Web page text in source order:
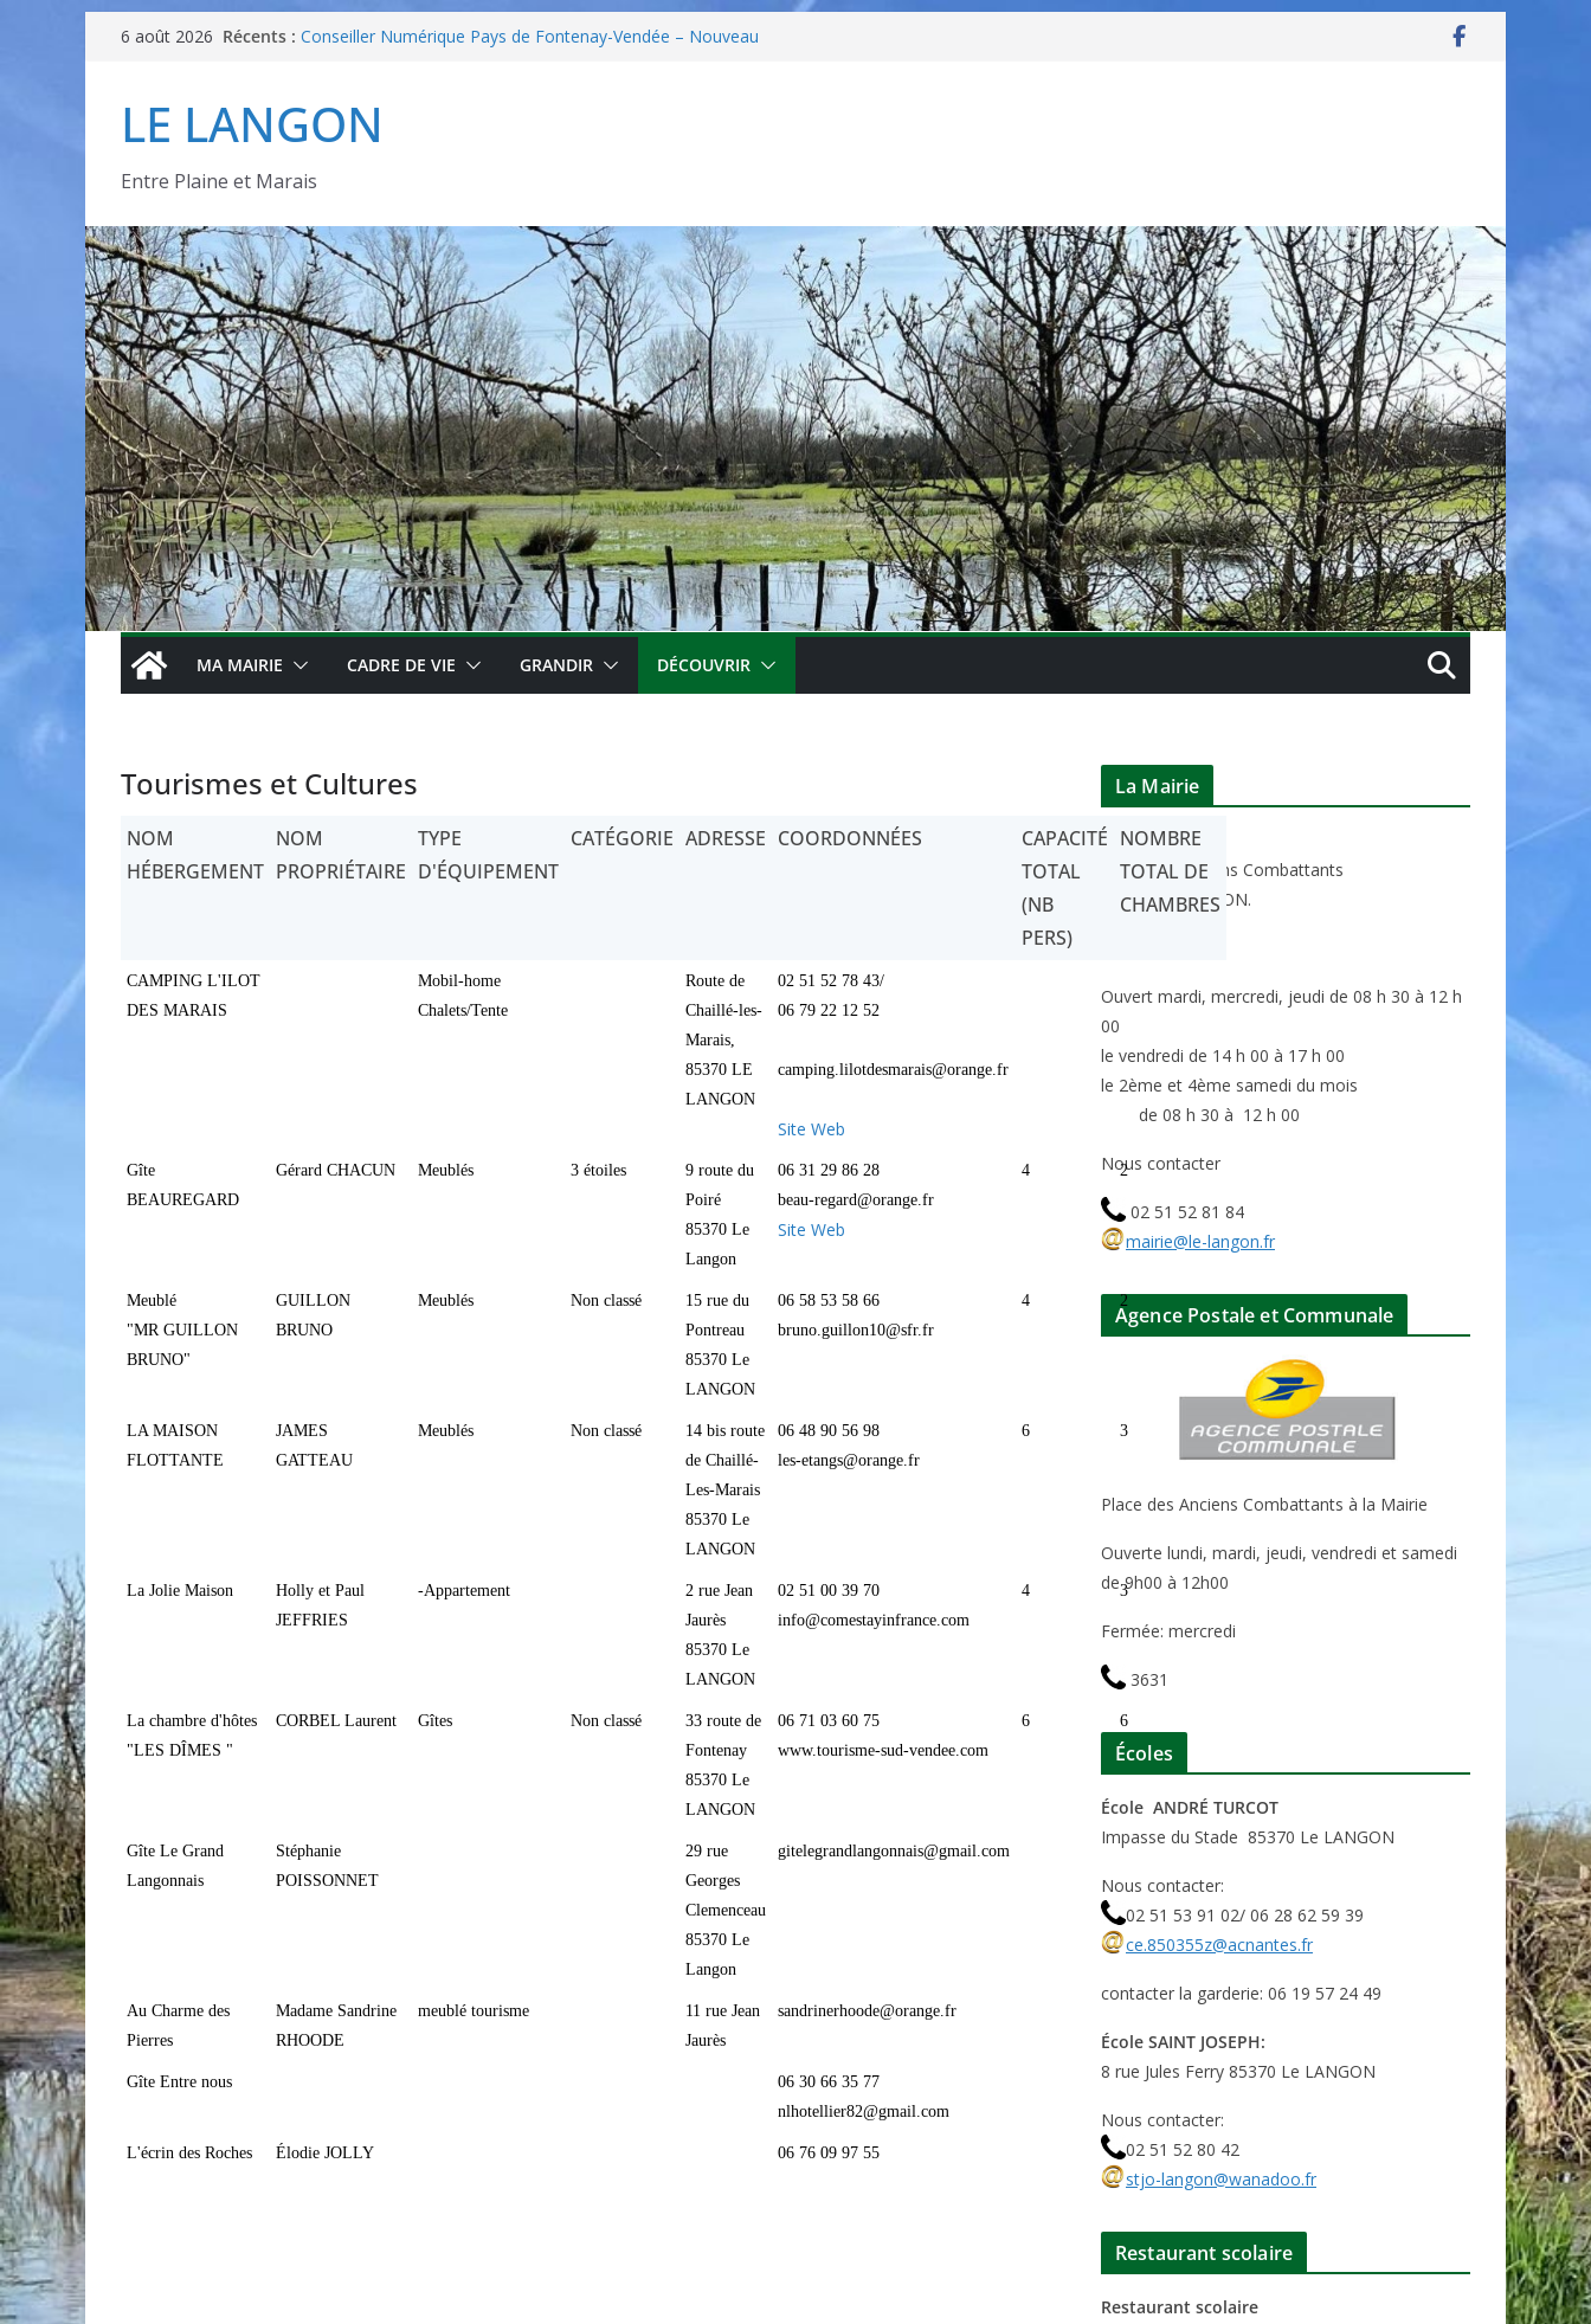
6 août 2026 Récents :
TOURNOI MARIO KARTTM 8 DELUXE INTER-
BIBLIOTHEQUES
[ODDAS] Atelier : avancer en âge et penser son habitat de
demain – Atelier 2
25 septembre – Projection ciné débat – Invitation Envie
LE LANGON
Entre Plaine et Marais
MA MAIRIE CADRE DE VIE GRANDIR DÉCOUVRIR
Tourismes et Cultures
NOM
HÉBERGEMENT
NOM
PROPRIÉTAIRE
TYPE
D'ÉQUIPEMENT
CATÉGORIE ADRESSE COORDONNÉES
CAPACITÉ
TOTAL
(NB
PERS)
NOMBRE
TOTAL DE
CHAMBRES
CAMPING L'ILOT
DES MARAIS
Mobil-home
Chalets/Tente
Route de
Chaillé-les-
Marais,
85370 LE
LANGON
02 51 52 78 43/
06 79 22 12 52
camping.lilotdesmarais@orange.fr
Site Web
Gîte
BEAUREGARD
Gérard CHACUN Meublés 3 étoiles
9 route du
Poiré
85370 Le
Langon
06 31 29 86 28
beau-regard@orange.fr
Site Web
4 2
Meublé
"MR GUILLON
BRUNO"
GUILLON
BRUNO
Meublés Non classé
15 rue du
Pontreau
85370 Le
LANGON
06 58 53 58 66
bruno.guillon10@sfr.fr
4 2
LA MAISON
FLOTTANTE
JAMES
GATTEAU
Meublés Non classé
14 bis route
de Chaillé-
Les-Marais
85370 Le
LANGON
06 48 90 56 98
les-etangs@orange.fr
6 3
La Jolie Maison
Holly et Paul
JEFFRIES
-Appartement
2 rue Jean
Jaurès
85370 Le
LANGON
02 51 00 39 70
info@comestayinfrance.com
4 3
La chambre d'hôtes
"LES DÎMES "
CORBEL Laurent Gîtes Non classé
33 route de
Fontenay
85370 Le
LANGON
06 71 03 60 75
www.tourisme-sud-vendee.com
6 6
Gîte Le Grand
Langonnais
Stéphanie
POISSONNET
29 rue
Georges
Clemenceau
85370 Le
Langon
gitelegrandlangonnais@gmail.com
Au Charme des
Pierres
Madame Sandrine
RHOODE
meublé tourisme
11 rue Jean
Jaurès
sandrinerhoode@orange.fr
Gîte Entre nous
06 30 66 35 77
nlhotellier82@gmail.com
L'écrin des Roches Élodie JOLLY 06 76 09 97 55
La Mairie
La Mairie
lace des Anciens Combattants
85370LE LANGON.
Ouvert mardi, mercredi, jeudi de 08 h 30 à 12 h
00
le vendredi de 14 h 00 à 17 h 00
le 2ème et 4ème samedi du mois
de 08 h 30 à 12 h 00
Nous contacter
02 51 52 81 84
mairie@le-langon.fr
Agence Postale et Communale
Place des Anciens Combattants à la Mairie
Ouverte lundi, mardi, jeudi, vendredi et samedi
de 9h00 à 12h00
Fermée: mercredi
3631
Écoles
École ANDRÉ TURCOT
Impasse du Stade 85370 Le LANGON
Nous contacter:
02 51 53 91 02/ 06 28 62 59 39
ce.850355z@acnantes.fr
contacter la garderie: 06 19 57 24 49
École SAINT JOSEPH:
8 rue Jules Ferry 85370 Le LANGON
Nous contacter:
02 51 52 80 42
stjo-langon@wanadoo.fr
Restaurant scolaire
Restaurant scolaire